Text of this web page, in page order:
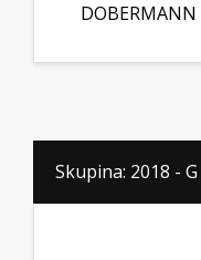
DOBERMANN
Skupina: 2018 - G